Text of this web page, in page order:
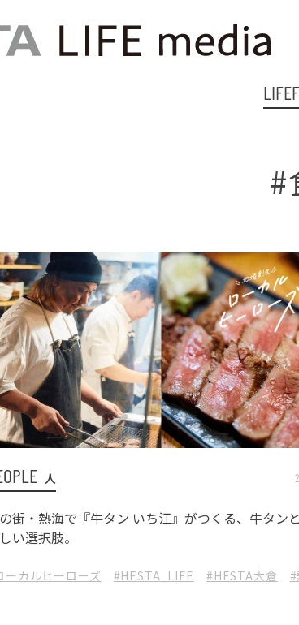
LIFE
#
人
街・熱海で『牛タン いち江』がつくる、牛タン
い選択肢。
ーカルヒーローズ #HESTA_LIFE #HESTA大倉 #